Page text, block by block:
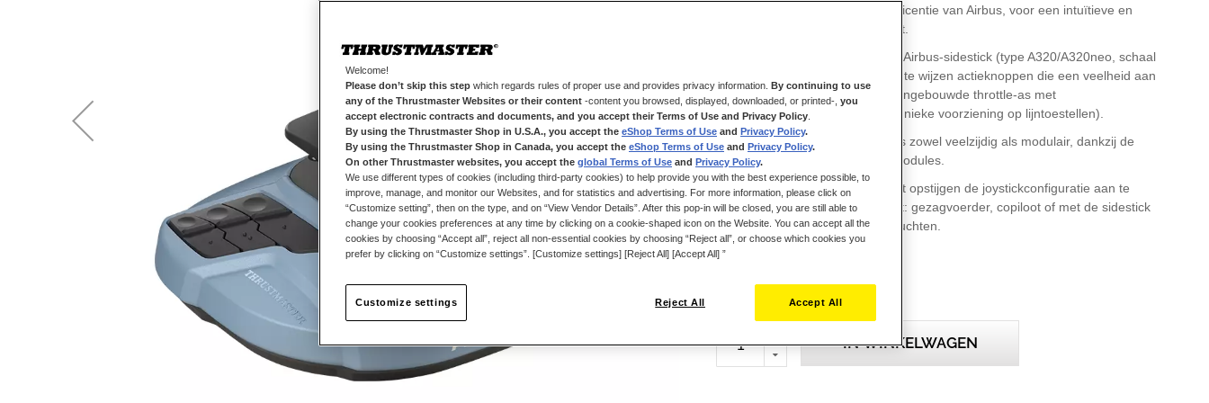
gaming-accessoire met officiële licentie van Airbus, voor een intuïtieve en
realistische ervaring in de cockpit.
De ergonomische replica van de Airbus-sidestick (type A320/A320neo, schaal
1:1) beschikt over 12 anders toe te wijzen actieknoppen die een veelheid aan
mogelijkheden bieden, plus een ingebouwde throttle-as met
straalomkeermechanisme (een unieke voorziening op lijntoestellen).
Het ontwerp van de joystickkop is zowel veelzijdig als modulair, dankzij de
verwisselbare joystickkop-knopmodules.
Het is erg eenvoudig om voor het opstijgen de joystickconfiguratie aan te
passen aan uw plek in de cockpit: gezagvoerder, copiloot of met de sidestick
in de centrale positie voor solovluchten.
Het roer kan worden bediend door de greep van de sidestick te draaien. Dit is
Deze roerfunctie ingebouwd in de greep van de joystick beschikt ook over een
vergrendelsysteem voor een meer realistische commerciële vliegervaring.
De TCA Sidestick Airbus Edition beschikt over het befaamde eigen H.E.A.R.T
(HallEffect AccuRate Technology) systeem van Thrustmaster dat een
IN WINKELWAGEN
Welcome!
Please don’t skip this step which regards rules of proper use and provides privacy information. By continuing to use
any of the Thrustmaster Websites or their content -content you browsed, displayed, downloaded, or printed-, you
accept electronic contracts and documents, and you accept their Terms of Use and Privacy Policy
By using the Thrustmaster Shop in U.S.A., you accept the eShop Terms of Use and Privacy Policy.
By using the Thrustmaster Shop in Canada, you accept the eShop Terms of Use and Privacy Policy.
On other Thrustmaster websites, you accept the global Terms of Use and Privacy Policy.
We use different types of cookies (including third-party cookies) to help provide you with the best experience possible, to
improve, manage, and monitor our Websites, and for statistics and advertising. For more information, please click on
“Customize setting”, then on the type, and on “View Vendor Details”. After this pop-in will be closed, you are still able to
change your cookies preferences at any time by clicking on a cookie-shaped icon on the Website. You can accept all the
cookies by choosing “Accept all”, reject all non-essential cookies by choosing “Reject all”, or choose which cookies you
prefer by clicking on “Customize settings”. [Customize settings] [Reject All] [Accept All] ”
Reject All Accept All
Customize settings